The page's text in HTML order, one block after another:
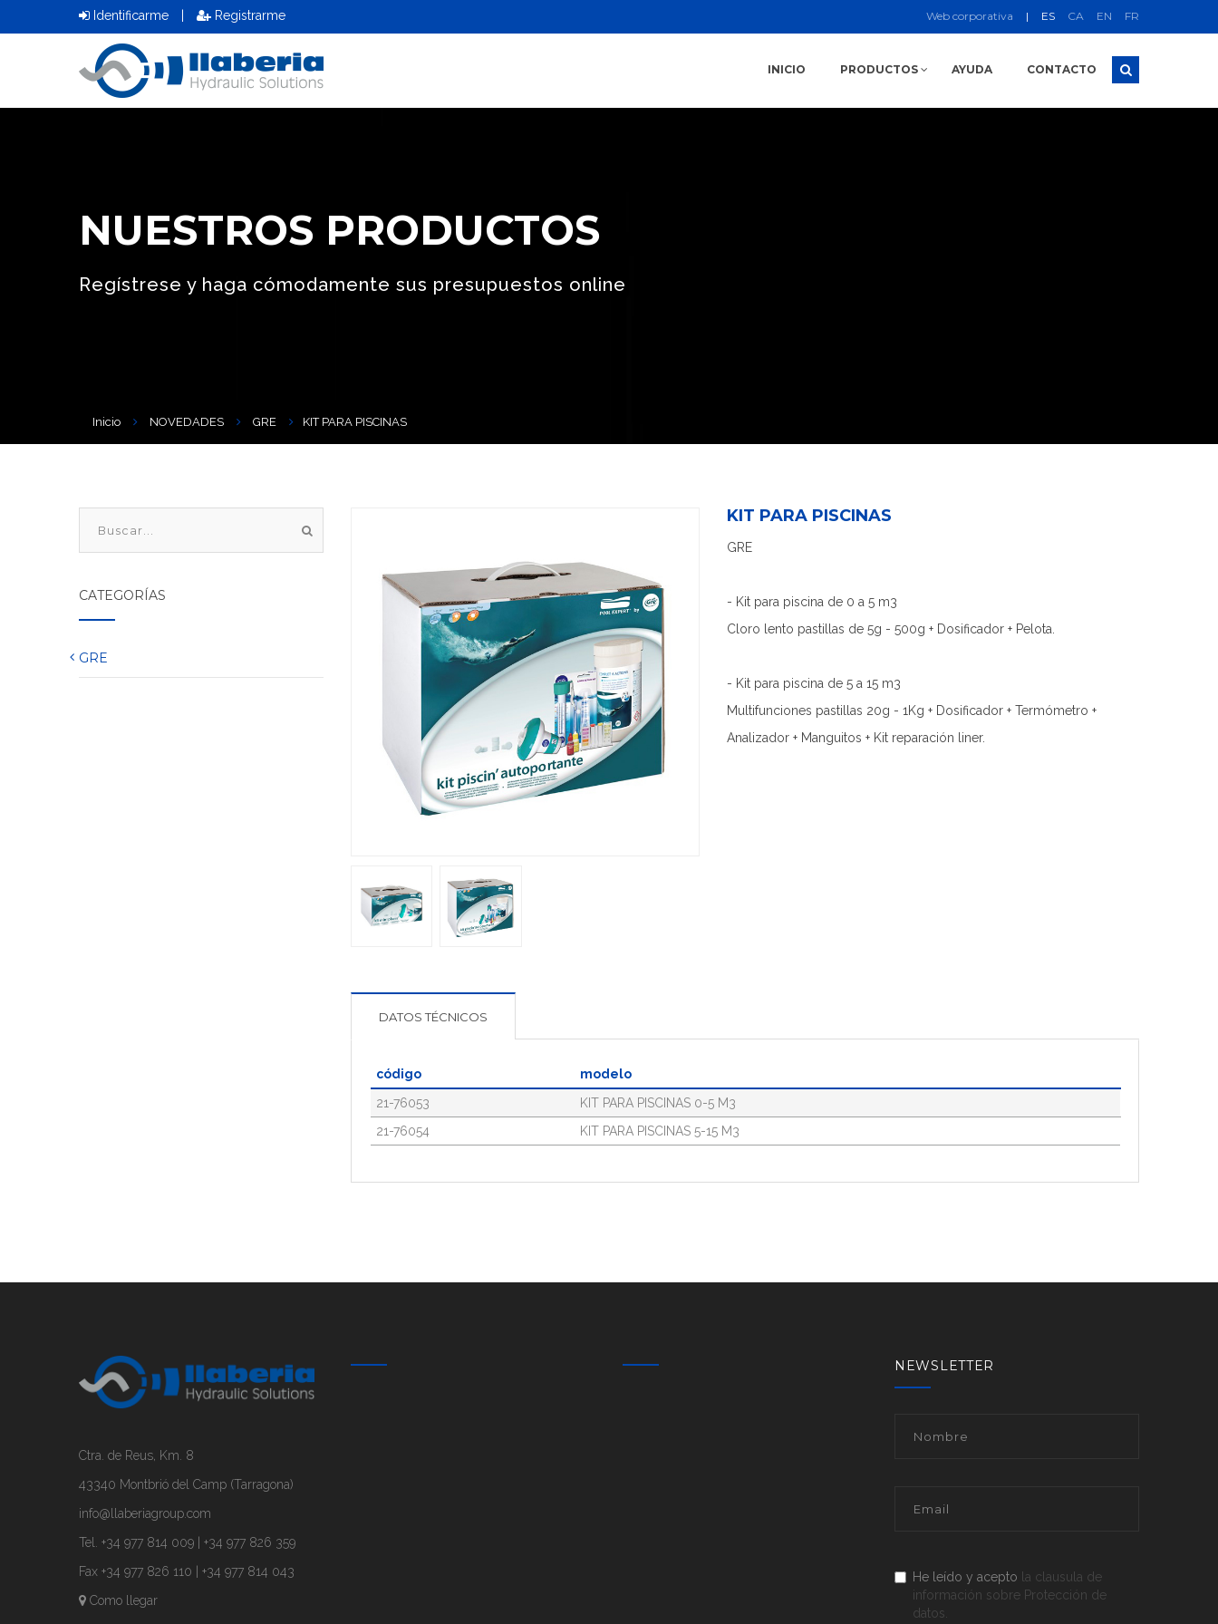
Identificarme Registrarme Web corporativa | ES CA EN FR
INICIO PRODUCTOS AYUDA CONTACTO
NUESTROS PRODUCTOS
Regístrese y haga cómodamente sus presupuestos online
Inicio NOVEDADES GRE KIT PARA PISCINAS
KIT PARA PISCINAS
GRE
- Kit para piscina de 0 a 5 m3
Cloro lento pastillas de 5g - 500g + Dosificador + Pelota.
- Kit para piscina de 5 a 15 m3
Multifunciones pastillas 20g - 1Kg + Dosificador + Termómetro +
Analizador + Manguitos + Kit reparación liner.
DATOS TÉCNICOS
código
modelo
21-76053
KIT PARA PISCINAS 0-5 M3
21-76054
KIT PARA PISCINAS 5-15 M3
CATEGORÍAS
GRE
Ctra. de Reus, Km. 8
43340 Montbrió del Camp (Tarragona)
info@llaberiagroup.com
Tel. +34 977 814 009 | +34 977 826 359
Fax +34 977 826 110 | +34 977 814 043
Como llegar
NEWSLETTER
He leído y acepto la clausula de
información sobre Protección de
datos.